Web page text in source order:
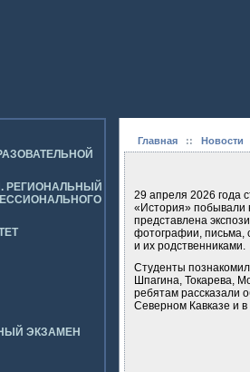
РЕГИОНАЛЬНЫЙ
ЭКЗАМЕН
Главная:: Новости
29 апреля 2026 года
«История» побывали
представлена
фотографии, письма,
и их родственниками.
Студенты
Шпагина, Токарева,
ребятам рассказали
Северном Кавказе и